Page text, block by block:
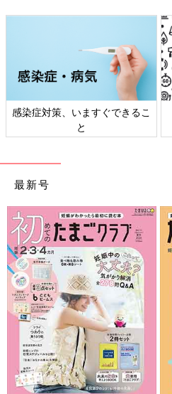
感染症対策、いますぐできるこ
と
最新号